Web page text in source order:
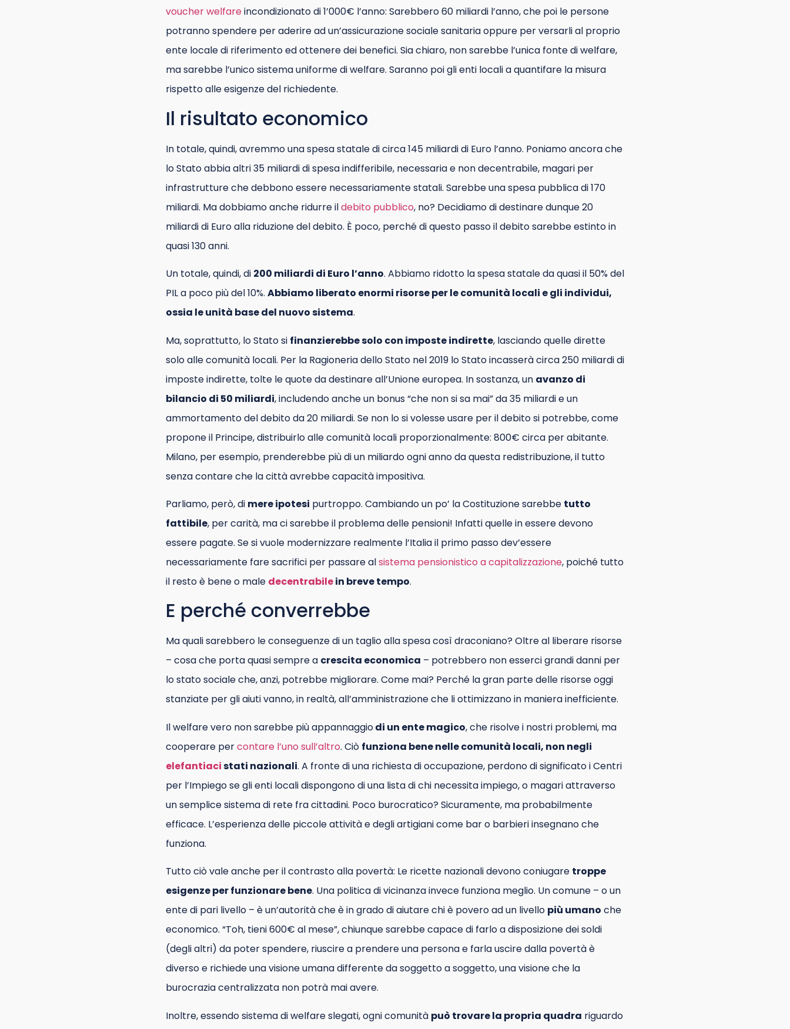
voucher welfareincondizionato di 1’000€ l’anno: Sarebbero 60 miliardi l’anno, che poi le persone
potranno spendere per aderire ad un’assicurazione sociale sanitaria oppure per versarli al proprio
ente locale di riferimento ed ottenere dei benefici. Sia chiaro, non sarebbe l’unica fonte di welfare,
ma sarebbe l’unico sistema uniforme di welfare. Saranno poi gli enti locali a quantifare la misura
rispetto alle esigenze del richiedente.
Il risultato economico
In totale, quindi, avremmo una spesa statale di circa 145 miliardi di Euro l’anno. Poniamo ancora che
lo Stato abbia altri 35 miliardi di spesa indifferibile, necessaria e non decentrabile, magari per
infrastrutture che debbono essere necessariamente statali. Sarebbe una spesa pubblica di 170
miliardi. Ma dobbiamo anche ridurre ildebito pubblico, no? Decidiamo di destinare dunque 20
miliardi di Euro alla riduzione del debito. È poco, perché di questo passo il debito sarebbe estinto in
quasi 130 anni.
Un totale, quindi, di 200 miliardi di Euro l’anno. Abbiamo ridotto la spesa statale da quasi il 50% del
PIL a poco più del 10%. Abbiamo liberato enormi risorse per le comunità locali e gli individui,
ossia le unità base del nuovo sistema.
Ma, soprattutto, lo Stato si finanzierebbe solo con imposte indirette, lasciando quelle dirette
solo alle comunità locali. Per la Ragioneria dello Stato nel 2019 lo Stato incasserà circa 250 miliardi di
imposte indirette, tolte le quote da destinare all’Unione europea. In sostanza, un avanzo di
bilancio di 50 miliardi, includendo anche un bonus “che non si sa mai” da 35 miliardi e un
ammortamento del debito da 20 miliardi. Se non lo si volesse usare per il debito si potrebbe, come
propone il Principe, distribuirlo alle comunità locali proporzionalmente: 800€ circa per abitante.
Milano, per esempio, prenderebbe più di un miliardo ogni anno da questa redistribuzione, il tutto
senza contare che la città avrebbe capacità impositiva.
Parliamo, però, di mere ipotesi purtroppo. Cambiando un po’ la Costituzione sarebbe tutto
fattibile, per carità, ma ci sarebbe il problema delle pensioni! Infatti quelle in essere devono
essere pagate. Se si vuole modernizzare realmente l’Italia il primo passo dev’essere
necessariamente fare sacrifici per passare alsistema pensionistico a capitalizzazione, poiché tutto
il resto è bene o male decentrabilein breve tempo.
E perché converrebbe
Ma quali sarebbero le conseguenze di un taglio alla spesa così draconiano? Oltre al liberare risorse
– cosa che porta quasi sempre a crescita economica – potrebbero non esserci grandi danni per
lo stato sociale che, anzi, potrebbe migliorare. Come mai? Perché la gran parte delle risorse oggi
stanziate per gli aiuti vanno, in realtà, all’amministrazione che li ottimizzano in maniera inefficiente.
Il welfare vero non sarebbe più appannaggiodi un ente magico, che risolve i nostri problemi, ma
cooperare percontare l’uno sull’altro. Ciò funziona bene nelle comunità locali, non negli
elefantiacistati nazionali. A fronte di una richiesta di occupazione, perdono di significato i Centri
per l’Impiego se gli enti locali dispongono di una lista di chi necessita impiego, o magari attraverso
un semplice sistema di rete fra cittadini. Poco burocratico? Sicuramente, ma probabilmente
efficace. L’esperienza delle piccole attività e degli artigiani come bar o barbieri insegnano che
funziona.
Tutto ciò vale anche per il contrasto alla povertà: Le ricette nazionali devono coniugare troppe
esigenze per funzionare bene. Una politica di vicinanza invece funziona meglio. Un comune – o un
ente di pari livello – è un’autorità che è in grado di aiutare chi è povero ad un livello più umano che
economico. “Toh, tieni 600€ al mese”, chiunque sarebbe capace di farlo a disposizione dei soldi
(degli altri) da poter spendere, riuscire a prendere una persona e farla uscire dalla povertà è
diverso e richiede una visione umana differente da soggetto a soggetto, una visione che la
burocrazia centralizzata non potrà mai avere.
Inoltre, essendo sistema di welfare slegati, ogni comunità può trovare la propria quadra riguardo